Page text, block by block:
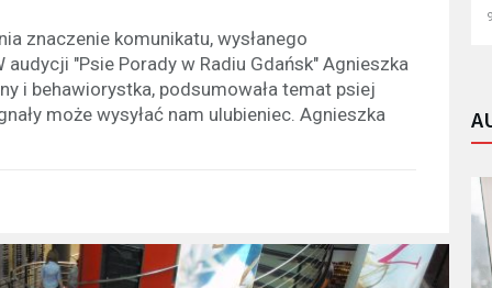
znaczenie komunikatu, wysłanego
"Psie Porady w Radiu Gdańsk" Agnieszka
i behawiorystka, podsumowała temat psiej
może wysyłać nam ulubieniec. Agnieszka